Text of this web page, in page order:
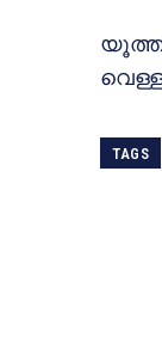
യൂത്ത്
TAGS